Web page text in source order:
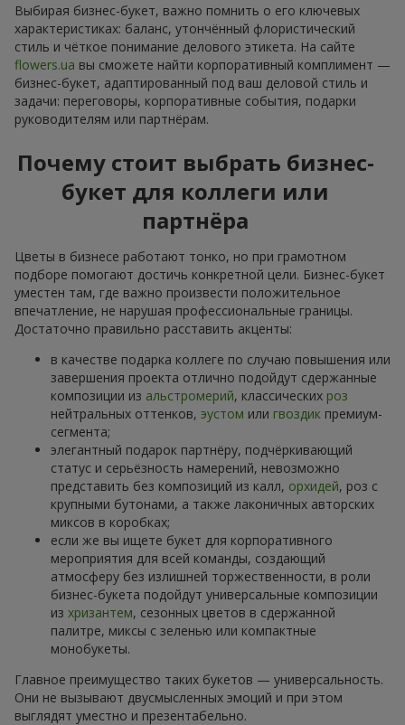
Выбирая бизнес-букет, важно помнить о его ключевых
характеристиках: баланс, утончённый флористический
стиль и чёткое понимание делового этикета. На сайте
flowers.ua вы сможете найти корпоративный комплимент —
бизнес-букет, адаптированный под ваш деловой стиль и
задачи: переговоры, корпоративные события, подарки
руководителям или партнёрам.
Почему стоит выбрать бизнес-
букет для коллеги или
партнёра
Цветы в бизнесе работают тонко, но при грамотном
подборе помогают достичь конкретной цели. Бизнес-букет
уместен там, где важно произвести положительное
впечатление, не нарушая профессиональные границы.
Достаточно правильно расставить акценты:
в качестве подарка коллеге по случаю повышения или
завершения проекта отлично подойдут сдержанные
композиции из альстромерий, классических роз
нейтральных оттенков, эустом или гвоздик премиум-
сегмента;
элегантный подарок партнёру, подчёркивающий
статус и серьёзность намерений, невозможно
представить без композиций из калл, орхидей, роз с
крупными бутонами, а также лаконичных авторских
миксов в коробках;
если же вы ищете букет для корпоративного
мероприятия для всей команды, создающий
атмосферу без излишней торжественности, в роли
бизнес-букета подойдут универсальные композиции
из хризантем, сезонных цветов в сдержанной
палитре, миксы с зеленью или компактные
монобукеты.
Главное преимущество таких букетов — универсальность.
Они не вызывают двусмысленных эмоций и при этом
выглядят уместно и презентабельно.